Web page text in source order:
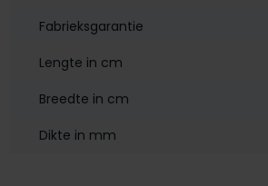
Fabrieksgarantie
Lengte in cm
Breedte in cm
Dikte in mm